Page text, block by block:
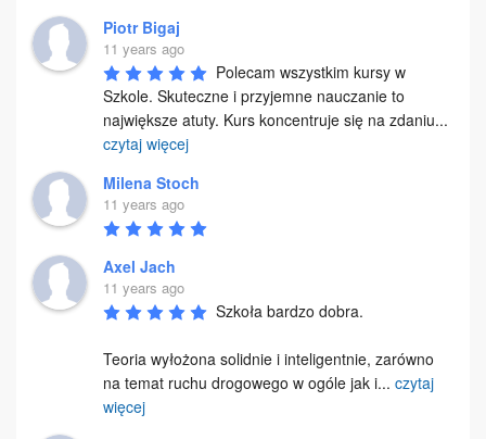
Piotr Bigaj
11 years ago
Polecam wszystkim kursy w
Szkole. Skuteczne i przyjemne nauczanie to
największe atuty. Kurs koncentruje się na zdaniu...
czytaj więcej
Milena Stoch
11 years ago
Axel Jach
11 years ago
Szkoła bardzo dobra.
Teoria wyłożona solidnie i inteligentnie, zarówno
na temat ruchu drogowego w ogóle jak i... czytaj
więcej